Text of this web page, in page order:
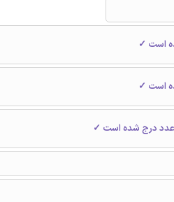
است ✓
است ✓
درج شده است ✓